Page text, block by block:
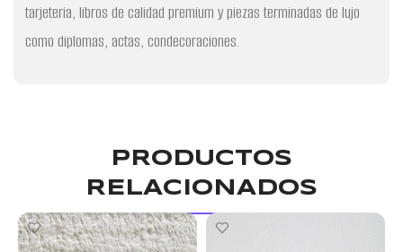
tarjeteria, libros de calidad premium y piezas terminadas de lujo
como diplomas, actas, condecoraciones.
PRODUCTOS
RELACIONADOS